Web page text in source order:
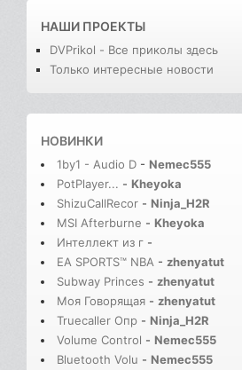
НАШИ ПРОЕКТЫ
DVPrikol - Все приколы здесь
Только интересные новости
НОВИНКИ
1by1 - Audio D - Nemec555
PotPlayer... - Kheyoka
ShizuCallRecor - Ninja_H2R
MSI Afterburne - Kheyoka
Интеллект из г -
EA SPORTS™ NBA - zhenyatut
Subway Princes - zhenyatut
Моя Говорящая - zhenyatut
Truecaller Опр - Ninja_H2R
Volume Control - Nemec555
Bluetooth Volu - Nemec555